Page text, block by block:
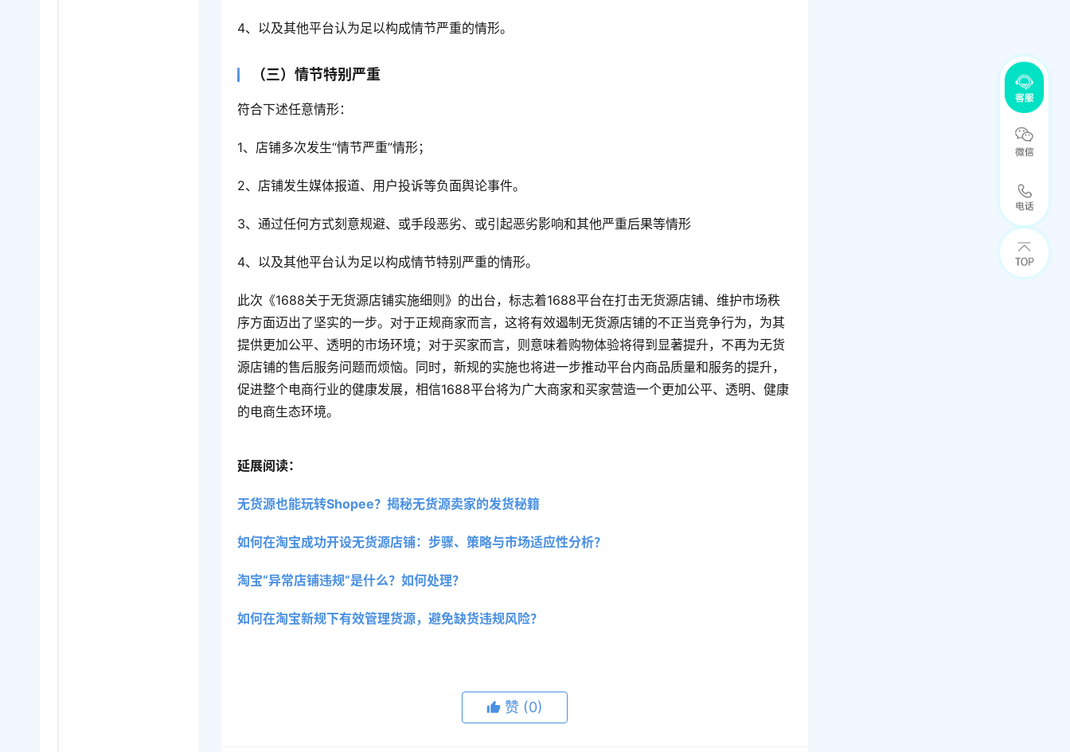
4、以及其他平台认为足以构成情节严重的情形。
（三）情节特别严重
符合下述任意情形：
1、店铺多次发生“情节严重”情形；
2、店铺发生媒体报道、用户投诉等负面舆论事件。
3、通过任何方式刻意规避、或手段恶劣、或引起恶劣影响和其他严重后果等情形
4、以及其他平台认为足以构成情节特别严重的情形。
此次《1688关于无货源店铺实施细则》的出台，标志着1688平台在打击无货源店铺、维护市场秩
序方面迈出了坚实的一步。对于正规商家而言，这将有效遏制无货源店铺的不正当竞争行为，为其
提供更加公平、透明的市场环境；对于买家而言，则意味着购物体验将得到显著提升，不再为无货
源店铺的售后服务问题而烦恼。同时，新规的实施也将进一步推动平台内商品质量和服务的提升，
促进整个电商行业的健康发展，相信1688平台将为广大商家和买家营造一个更加公平、透明、健康
的电商生态环境。
延展阅读：
无货源也能玩转Shopee？揭秘无货源卖家的发货秘籍
如何在淘宝成功开设无货源店铺：步骤、策略与市场适应性分析？
淘宝“异常店铺违规”是什么？如何处理？
如何在淘宝新规下有效管理货源，避免缺货违规风险？
赞 (0)